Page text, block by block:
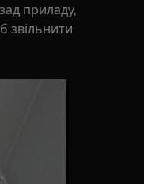
приладу,
звільнити